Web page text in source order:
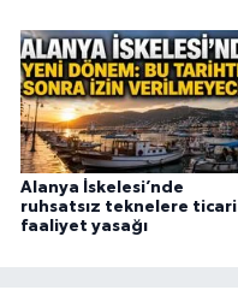
Alanya İskelesi’nde
ruhsatsız teknelere ticari
faaliyet yasağı